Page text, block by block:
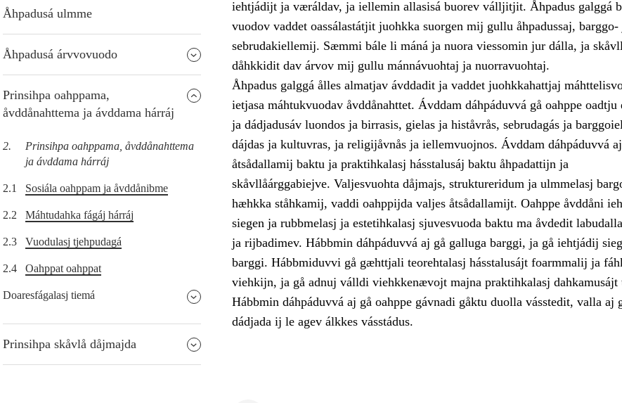
Åhpadusá ulmme
Åhpadusá árvvovuodo
Prinsihpa oahppama,
åvddånahttema ja ávddama hárráj
2.
Prinsihpa oahppama, åvddånahttema
ja ávddama hárráj
2.1 Sosiála oahppam ja åvddånibme
2.2 Máhtudahka fágáj hárráj
2.3 Vuodulasj tjehpudagá
2.4 Oahppat oahppat
Doaresfágalasj tiemá
Prinsihpa skåvlå dåjmajda
iehtjádijt ja væráldav, ja iellemin allasisá buorev válljitjit. Åhpadus galggá
vuodov vaddet oassálastátjit juohkka suorgen mij gullu åhpadussaj, barggo-
sebrudakiellemij. Sæmmi bále li máná ja nuora viessomin jur dálla, ja
dåhkkidit dav árvov mij gullu mánnávuohtaj ja nuorravuohtaj.
Åhpadus galggá ålles almatjav ávddadit ja vaddet juohkkahattjaj
ietjasa máhtukvuodav åvddånahttet. Ávddam dáhpáduvvá gå oahppe oadtju
ja dádjadusáv luondos ja birrasis, gielas ja histåvrås, sebrudagás ja
dájdas ja kultuvras, ja religijåvnås ja iellemvuojnos. Ávddam dáhpáduvvá aj
åtsådallamij baktu ja praktihkalasj hásstalusáj baktu åhpadattijn ja
skåvllåárggabiejve. Valjesvuohta dåjmajs, struktureridum ja ulmmelasj
hæhkka ståhkamij, vaddi oahppijda valjes åtsådallamijt. Oahppe åvddåni
siegen ja rubbmelasj ja estetihkalasj sjuvesvuoda baktu ma åvdedit
ja rijbadimev. Hábbmin dáhpáduvvá aj gå galluga barggi, ja gå iehtjádij
barggi. Hábbmiduvvi gå gæhttjali teorehtalasj hásstalusájt foarmmalij ja
viehkijn, ja gå adnuj válldi viehkkenævojt majna praktihkalasj dahkamusájt
Hábbmin dáhpáduvvá aj gå oahppe gávnadi gåktu duolla vásstedit, valla aj
dádjada ij le agev álkkes vásstádus.